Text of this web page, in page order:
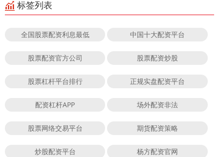
标签列表
全国股票配资利息最低 中国十大配资平台
股票配资官方公司 股票配资炒股
股票杠杆平台排行 正规实盘配资平台
配资杠杆APP 场外配资非法
股票网络交易平台 期货配资策略
炒股配资平台 杨方配资官网